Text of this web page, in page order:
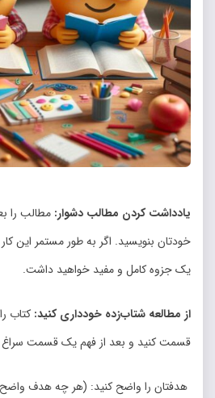
یادداشت کردن مطالب دشوار: مطالب را
خودتان بنویسید. اگر به طور مستمر این کار
یک جزوه کامل و مفید خواهید داشت.
از مطالعه شتاب‌‌زده خودداری کنید: کتاب
قسمت کنید و بعد از فهم یک قسمت
هدفتان را واضح کنید: (هر چه هدف واضح